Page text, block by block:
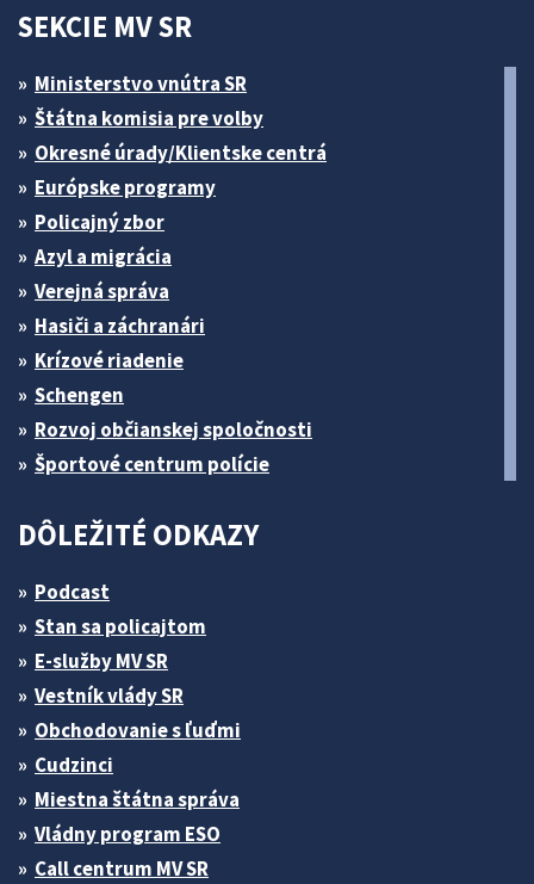
SEKCIE MV SR
Ministerstvo vnútra SR
Štátna komisia pre volby
Okresné úrady/Klientske centrá
Európske programy
Policajný zbor
Azyl a migrácia
Verejná správa
Hasiči a záchranári
Krízové riadenie
Schengen
Rozvoj občianskej spoločnosti
Športové centrum polície
DÔLEŽITÉ ODKAZY
Podcast
Stan sa policajtom
E-služby MV SR
Vestník vlády SR
Obchodovanie s ľuďmi
Cudzinci
Miestna štátna správa
Vládny program ESO
Call centrum MV SR